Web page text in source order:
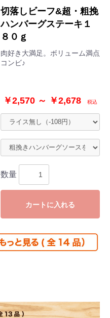
切落しビーフ&超・粗挽
ハンバーグステーキ１
８０ｇ
肉好き大満足。ボリューム満点
コンビ♪
￥2,570 ～ ￥2,678 税込
数量
カートに入れる